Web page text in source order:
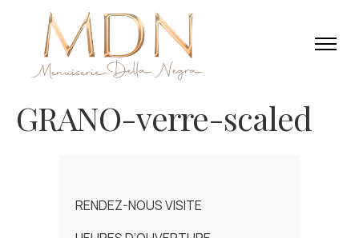
GRANO-verre-scaled
RENDEZ-NOUS VISITE